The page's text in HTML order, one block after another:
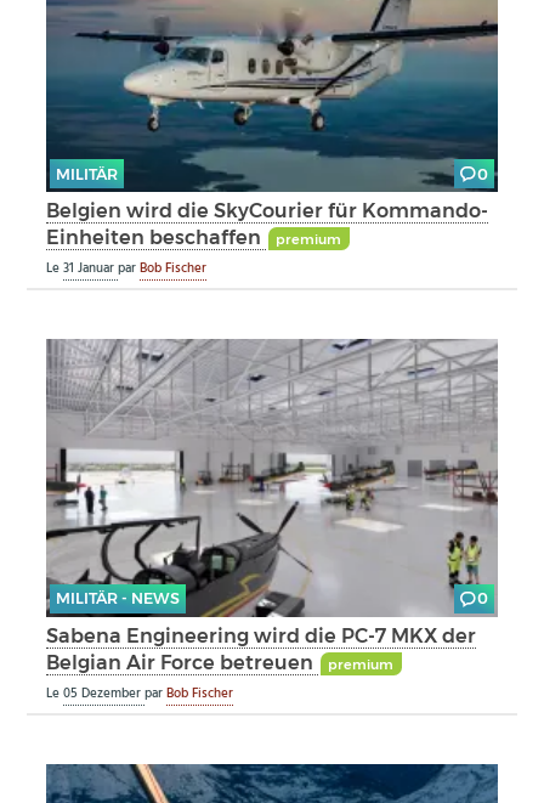
MILITÄR 0
Belgien wird die SkyCourier für Kommando-
Einheiten beschaffen
premium
Le31 JanuarparBob Fischer
MILITÄR - NEWS 0
Sabena Engineering wird die PC-7 MKX der
Belgian Air Force betreuen
premium
Le05 DezemberparBob Fischer